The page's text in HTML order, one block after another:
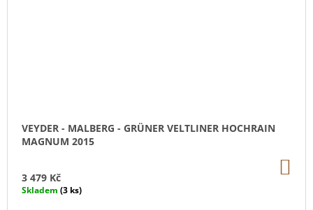
VEYDER - MALBERG - GRÜNER VELTLINER HOCHRAIN
MAGNUM 2015
3 479 Kč
Skladem (3 ks)